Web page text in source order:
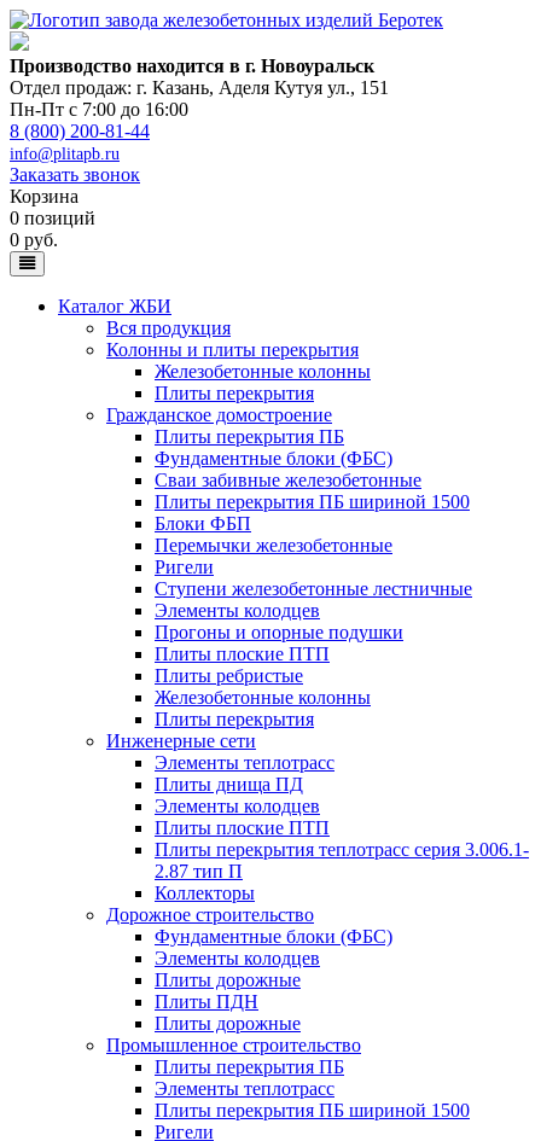
Производство находится в г. Новоуральск
Отдел продаж: г. Казань, Аделя Кутуя ул., 151
Пн-Пт с 7:00 до 16:00
8 (800) 200-81-44
info@plitapb.ru
Заказать звонок
Корзина
0 позиций
0 руб.
Каталог ЖБИ
Вся продукция
Колонны и плиты перекрытия
Железобетонные колонны
Плиты перекрытия
Гражданское домостроение
Плиты перекрытия ПБ
Фундаментные блоки (ФБС)
Сваи забивные железобетонные
Плиты перекрытия ПБ шириной 1500
Блоки ФБП
Перемычки железобетонные
Ригели
Ступени железобетонные лестничные
Элементы колодцев
Прогоны и опорные подушки
Плиты плоские ПТП
Плиты ребристые
Железобетонные колонны
Плиты перекрытия
Инженерные сети
Элементы теплотрасс
Плиты днища ПД
Элементы колодцев
Плиты плоские ПТП
Плиты перекрытия теплотрасс серия 3.006.1-
2.87 тип П
Коллекторы
Дорожное строительство
Фундаментные блоки (ФБС)
Элементы колодцев
Плиты дорожные
Плиты ПДН
Плиты дорожные
Промышленное строительство
Плиты перекрытия ПБ
Элементы теплотрасс
Плиты перекрытия ПБ шириной 1500
Ригели